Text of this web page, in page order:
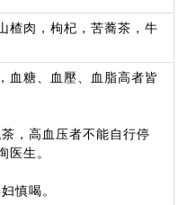
楂肉，枸杞，苦蕎茶，牛
血糖、血壓、血脂高者皆
，高血压者不能自行停
医生。
慎喝。